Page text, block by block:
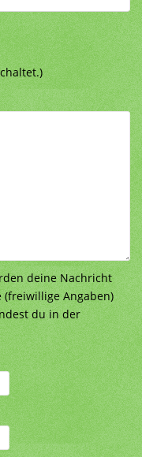
deine Nachricht
(freiwillige Angaben)
du in der